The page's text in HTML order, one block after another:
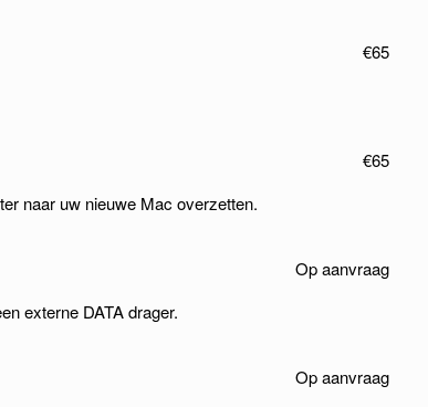
€65
€65
naar uw nieuwe Mac overzetten.
Op aanvraag
externe DATA drager.
Op aanvraag